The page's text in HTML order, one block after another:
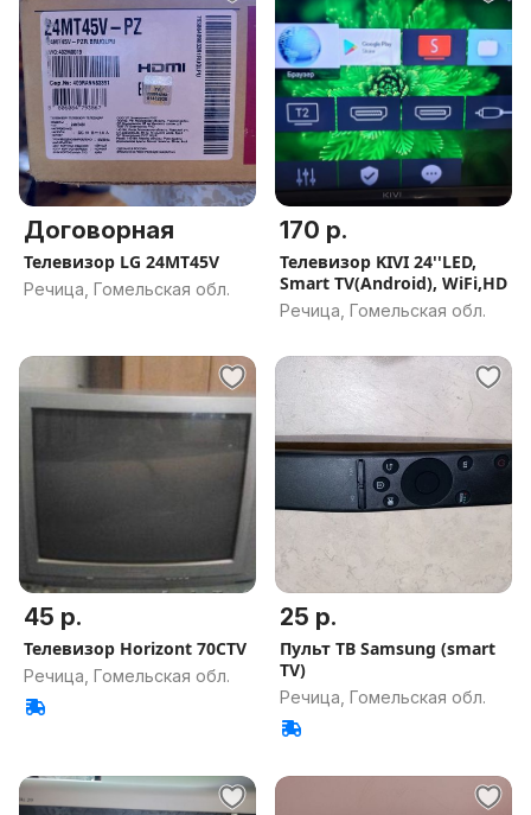
Договорная
Телевизор LG 24MT45V
Речица, Гомельская обл.
170 р.
Телевизор KIVI 24''LED,
Smart TV(Android), WiFi,HD
Речица, Гомельская обл.
45 р.
Телевизор Horizont 70CTV
Речица, Гомельская обл.
25 р.
Пульт ТВ Samsung (smart
TV)
Речица, Гомельская обл.